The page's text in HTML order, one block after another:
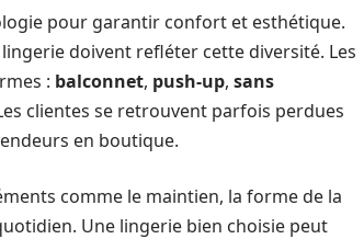
pour garantir confort et esthétique.
doivent refléter cette diversité. Les
: balconnet, push-up, sans
clientes se retrouvent parfois perdues
en boutique.
comme le maintien, la forme de la
Une lingerie bien choisie peut